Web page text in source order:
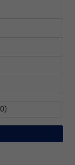
0)